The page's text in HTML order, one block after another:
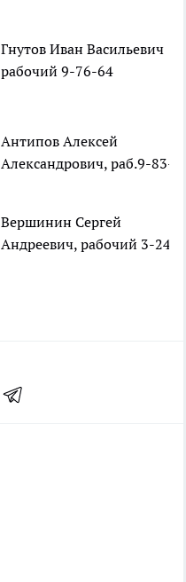
Гнутов Иван Васильевич
рабочий 9-76-64
Антипов Алексей
Александрович, раб.9-83-
Вершинин Сергей
Андреевич, рабочий 3-24-